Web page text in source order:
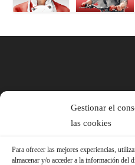
Gestionar el
las cookies
Para ofrecer las mejores experiencias,
almacenar y/o acceder a la información del